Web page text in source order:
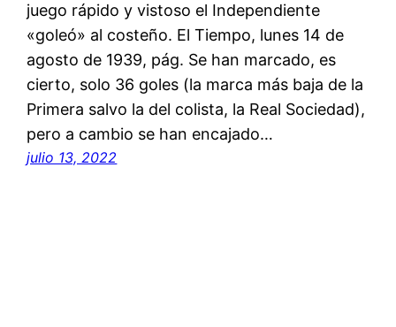
juego rápido y vistoso el Independiente
«goleó» al costeño. El Tiempo, lunes 14 de
agosto de 1939, pág. Se han marcado, es
cierto, solo 36 goles (la marca más baja de la
Primera salvo la del colista, la Real Sociedad),
pero a cambio se han encajado…
julio 13, 2022